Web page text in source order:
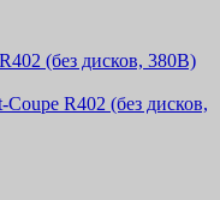
R402 (без дисков,